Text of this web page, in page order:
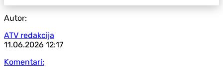
Autor:
ATV redakcija
11.06.2026 12:17
Komentari: